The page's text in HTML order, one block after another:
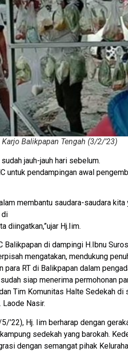
Balikpapan Tengah (3/2/’23)
jauh-jauh hari sebelum.
untuk pendampingan awal
membantu saudara-saudara kita
di
diingatkan,”ujar Hj.Iim.
Balikpapan di dampingi H.Ibnu
mengatakan, mendukung
RT di Balikpapan dalam
siap menerima permohonan
Tim Komunitas Halte Sedekah di
Laode Nasir.
’22), Hj. Iim berharap dengan
sedekah yang barokah.
dengan semangat pihak